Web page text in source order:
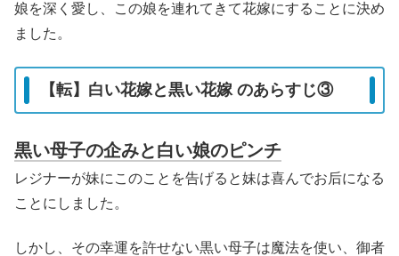
娘を深く愛し、この娘を連れてきて花嫁にすることに決め
ました。
【転】白い花嫁と黒い花嫁 のあらすじ③
黒い母子の企みと白い娘のピンチ
レジナーが妹にこのことを告げると妹は喜んでお后になる
ことにしました。
しかし、その幸運を許せない黒い母子は魔法を使い、御者